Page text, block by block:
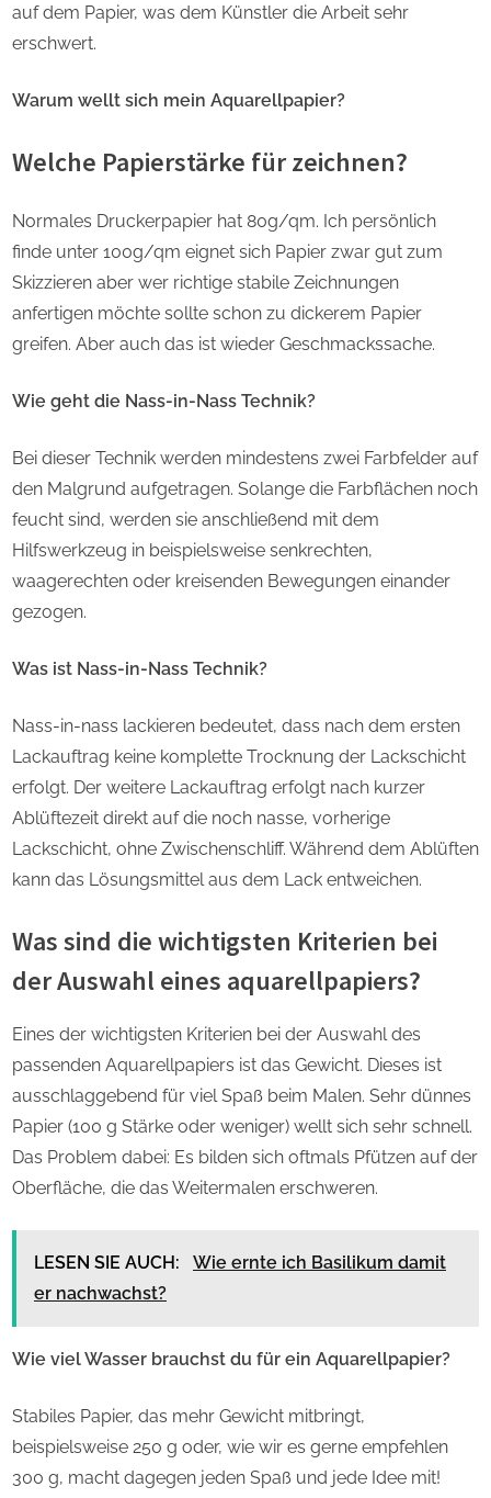
auf dem Papier, was dem Künstler die Arbeit sehr
erschwert.
Warum wellt sich mein Aquarellpapier?
Welche Papierstärke für zeichnen?
Normales Druckerpapier hat 80g/qm. Ich persönlich
finde unter 100g/qm eignet sich Papier zwar gut zum
Skizzieren aber wer richtige stabile Zeichnungen
anfertigen möchte sollte schon zu dickerem Papier
greifen. Aber auch das ist wieder Geschmackssache.
Wie geht die Nass-in-Nass Technik?
Bei dieser Technik werden mindestens zwei Farbfelder auf
den Malgrund aufgetragen. Solange die Farbflächen noch
feucht sind, werden sie anschließend mit dem
Hilfswerkzeug in beispielsweise senkrechten,
waagerechten oder kreisenden Bewegungen einander
gezogen.
Was ist Nass-in-Nass Technik?
Nass-in-nass lackieren bedeutet, dass nach dem ersten
Lackauftrag keine komplette Trocknung der Lackschicht
erfolgt. Der weitere Lackauftrag erfolgt nach kurzer
Ablüftezeit direkt auf die noch nasse, vorherige
Lackschicht, ohne Zwischenschliff. Während dem Ablüften
kann das Lösungsmittel aus dem Lack entweichen.
Was sind die wichtigsten Kriterien bei
der Auswahl eines aquarellpapiers?
Eines der wichtigsten Kriterien bei der Auswahl des
passenden Aquarellpapiers ist das Gewicht. Dieses ist
ausschlaggebend für viel Spaß beim Malen. Sehr dünnes
Papier (100 g Stärke oder weniger) wellt sich sehr schnell.
Das Problem dabei: Es bilden sich oftmals Pfützen auf der
Oberfläche, die das Weitermalen erschweren.
LESEN SIE AUCH:
Wie ernte ich Basilikum damit
er nachwachst?
Wie viel Wasser brauchst du für ein Aquarellpapier?
Stabiles Papier, das mehr Gewicht mitbringt,
beispielsweise 250 g oder, wie wir es gerne empfehlen
300 g, macht dagegen jeden Spaß und jede Idee mit!